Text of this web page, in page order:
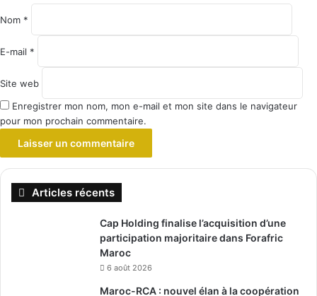
Nom *
E-mail *
Site web
Enregistrer mon nom, mon e-mail et mon site dans le navigateur
pour mon prochain commentaire.
Articles récents
Cap Holding finalise l’acquisition d’une
participation majoritaire dans Forafric
Maroc
6 août 2026
Maroc-RCA : nouvel élan à la coopération